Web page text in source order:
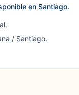
en Santiago.
/ Santiago.